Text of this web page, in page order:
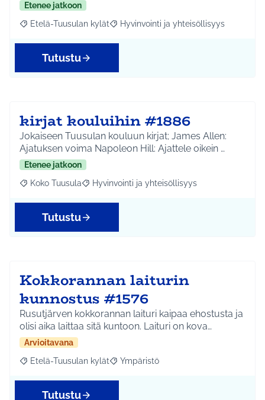
Etenee jatkoon
Rajaa tulokset aihepiirin mukaan: Etelä-Tuusulan kylät
Etelä-Tuusulan kylät Rajaa tulokset teeman mukaan:
Hyvinvointi ja yhteisöllisyys
Tutustu
kirjat kouluihin #1886
Jokaiseen Tuusulan kouluun kirjat; James Allen:
Ajatuksen voima Napoleon Hill: Ajattele oikein …
Etenee jatkoon
Rajaa tulokset aihepiirin mukaan: Koko Tuusula
Koko Tuusula Rajaa tulokset teeman mukaan: Hyvinvointi ja
Hyvinvointi ja yhteisöllisyys
Tutustu
Kokkorannan laiturin
kunnostus #1576
Rusutjärven kokkorannan laituri kaipaa ehostusta ja
olisi aika laittaa sitä kuntoon. Laituri on kova…
Arvioitavana
Rajaa tulokset aihepiirin mukaan: Etelä-Tuusulan kylät
Etelä-Tuusulan kylät Rajaa tulokset teeman mukaan:
Ympäristö
Tutustu